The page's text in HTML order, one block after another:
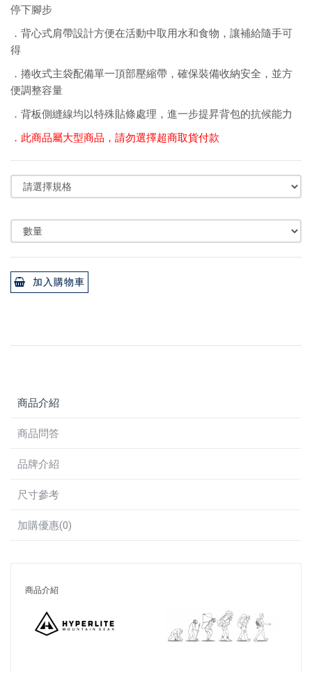
停下腳步
．背心式肩帶設計方便在活動中取用水和食物，讓補給隨手可
得
．捲收式主袋配備單一頂部壓縮帶，確保裝備收納安全，並方
便調整容量
．背板側縫線均以特殊貼條處理，進一步提昇背包的抗候能力
．此商品屬大型商品，請勿選擇超商取貨付款
加入購物車
商品介紹
商品問答
品牌介紹
尺寸參考
加購優惠(0)
商品介紹